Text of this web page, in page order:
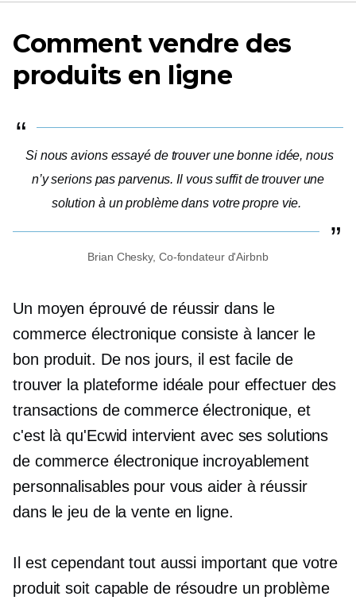
Comment vendre des
produits en ligne
Si nous avions essayé de trouver une bonne idée, nous
n’y serions pas parvenus. Il vous suffit de trouver une
solution à un problème dans votre propre vie.
Brian Chesky, Co-fondateurd'Airbnb
Un moyen éprouvé de réussir dans le
commerce électronique consiste à lancer le
bon produit. De nos jours, il est facile de
trouver la plateforme idéale pour effectuer des
transactions de commerce électronique, et
c'est là qu'Ecwid intervient avec ses solutions
de commerce électronique incroyablement
personnalisables pour vous aider à réussir
dans le jeu de la vente en ligne.
Il est cependant tout aussi important que votre
produit soit capable de résoudre un problème